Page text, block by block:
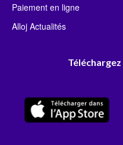
Paiement en ligne
Alloj Actualités